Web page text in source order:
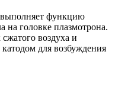
выполняет функцию
на головке плазмотрона.
воздуха и
для возбуждения